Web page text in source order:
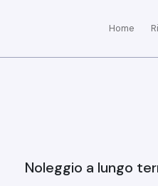
Home
Noleggio a lungo